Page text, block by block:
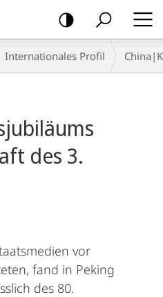
Internationales Profil
des 3.
vor
fand in Peking
des 80.